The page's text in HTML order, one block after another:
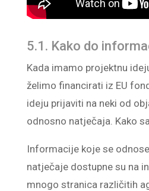
5.1. Kako do
Kada imamo projektnu
želimo financirati iz EU
ideju prijaviti na neki od
odnosno natječaja. Kako
Informacije koje se
natječaje dostupne su na
mnogo stranica različitih